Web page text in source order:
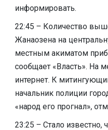
информировать.
22:45 – Количество
Жанаозена на
местным акиматом
сообщает «Власть». На
интернет. К
начальник полиции
«народ его прогнал»,
23:25 – Стало известно,